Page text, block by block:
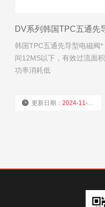
DV系列韩国TPC五通先
韩国TPC五通先导型电磁阀
间12MS以下，有效过流面
功率消耗低
更新日期：2024-11-19